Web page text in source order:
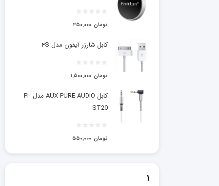
۳۵۰,۰۰۰ تومان
کابل شارژر آیفون مدل ۴S
۱,۵۰۰,۰۰۰ تومان
کابل AUX PURE AUDIO مدل PI-
ST20
۵۵۰,۰۰۰ تومان
۱